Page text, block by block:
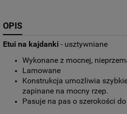
OPIS
Etui na kajdanki - usztywniane
Wykonane z mocnej,
Lamowane
Konstrukcja umożliwia
zapinane na mocny rzep.
Pasuje na pas o szerokości